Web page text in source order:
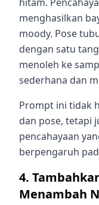
menghasilkan
moody. Pose
dengan satu
menoleh ke
sederhana dan
Prompt ini tidak
dan pose, tetapi
pencahayaan
berpengaruh
4.
Menambah